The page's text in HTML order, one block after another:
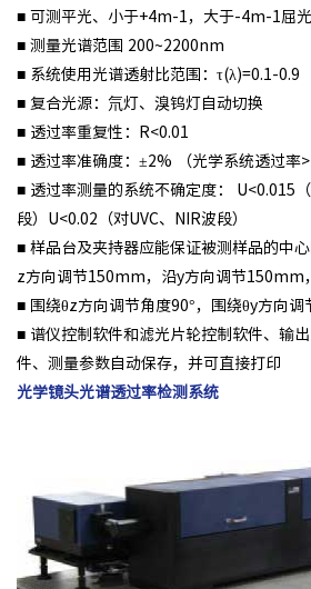
■ 可测平光、小于+4m-1，大于-4m-1屈
■ 测量光谱范围 200~2200nm
■ 系统使用光谱透射比范围：τ(λ)=0.1-0.9
■ 复合光源：氘灯、溴钨灯自动切换
■ 透过率重复性：R<0.01
■ 透过率准确度：±2% （光学系统透过率
■ 透过率测量的系统不确定度： U<0.015
段）U<0.02（对UVC、NIR波段）
■ 样品台及夹持器应能保证被测样品的中
z方向调节150mm，沿y方向调节150mm，
■ 围绕θz方向调节角度90°，围绕θy方向调
■ 谱仪控制软件和滤光片轮控制软件、输
件、测量参数自动保存，并可直接打印
光学镜头光谱透过率检测系统